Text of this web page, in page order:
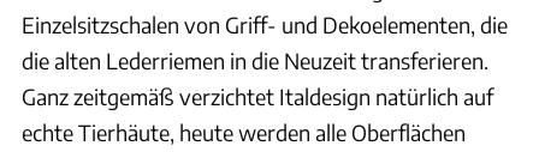
Einzelsitzschalen von Griff- und Dekoelementen, die
die alten Lederriemen in die Neuzeit transferieren.
Ganz zeitgemäß verzichtet Italdesign natürlich auf
echte Tierhäute, heute werden alle Oberflächen